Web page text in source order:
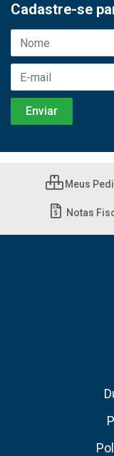
Cadastre-se
Meus
Notas